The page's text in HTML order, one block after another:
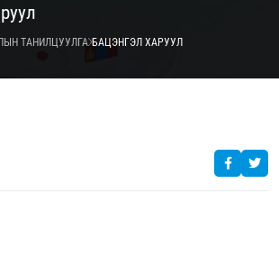
ТАНИЛЦУУЛГА БАЦЭНГЭЛ ХАРУУЛ